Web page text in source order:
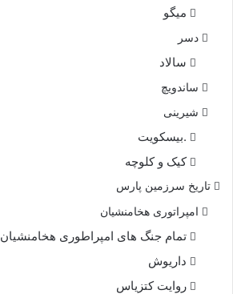
نباشد؛ شاید در خودمان باشد…..
میگو
دسر
سالاد
ساندویچ
شیرینی
.بیسکویت
کیک و کلوچه
تاریخ سرزمین پارس
امپراتوری هخامنشیان
تمام جنگ های امپراطوری هخامنشیان
داریوش
روایت کتزیاس